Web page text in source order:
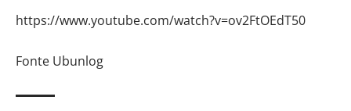
https://www.youtube.com/watch?v=ov2FtOEdT50
Fonte Ubunlog